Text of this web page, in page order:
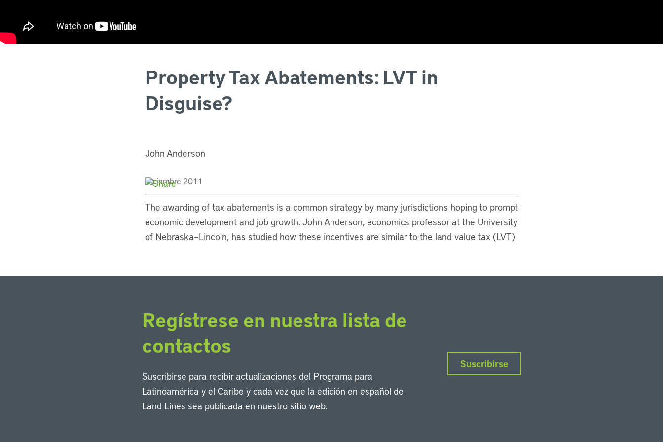
Property Tax Abatements: LVT in
Disguise?
John Anderson
Diciembre 2011
The awarding of tax abatements is a common strategy by many jurisdictions hoping to prompt
economic development and job growth. John Anderson, economics professor at the University
of Nebraska–Lincoln, has studied how these incentives are similar to the land value tax (LVT).
Regístrese en nuestra lista de
contactos
Suscribirse para recibir actualizaciones del Programa para
Latinoamérica y el Caribe y cada vez que la edición en español de
Land Lines sea publicada en nuestro sitio web.
Suscribirse